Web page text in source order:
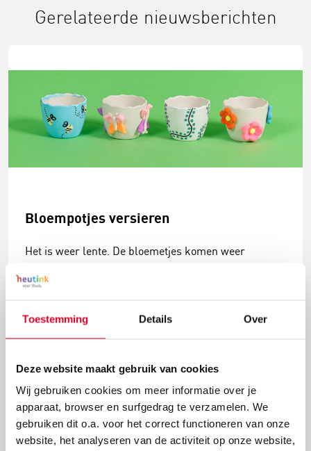
Toestemming Details Over
Deze website maakt gebruik van cookies
Wij gebruiken cookies om meer informatie over je
apparaat, browser en surfgedrag te verzamelen. We
gebruiken dit o.a. voor het correct functioneren van onze
website, het analyseren van de activiteit op onze website,
Gerelateerde nieuwsberichten
Bloempotjes versieren
Het is weer lente. De bloemetjes komen weer
straks een perfecte plek om zelf bloemen te zaaien.
acrylmarkers of beplakken met Silk Clay voor een 3D
uitstraling?